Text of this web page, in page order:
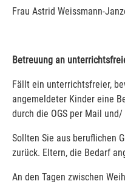
Frau Astrid Weissmann-
Betreuung an
Fällt ein unterrichtsfreier,
angemeldeter Kinder eine
durch die OGS per Mail
Sollten Sie aus beruflichen
zurück. Eltern, die Bedarf
An den Tagen zwischen